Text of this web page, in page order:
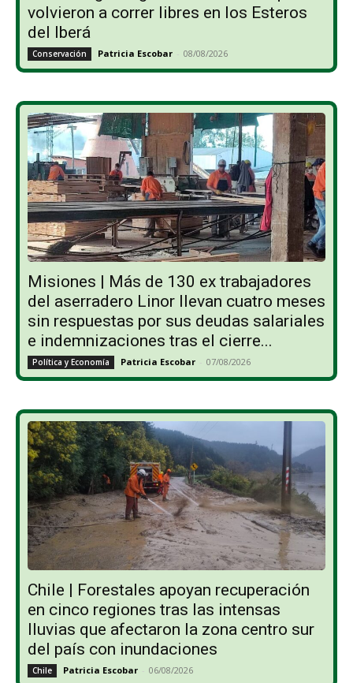
volvieron a correr libres en los Esteros
del Iberá
Conservación Patricia Escobar - 08/08/2026
Misiones | Más de 130 ex trabajadores
del aserradero Linor llevan cuatro meses
sin respuestas por sus deudas salariales
e indemnizaciones tras el cierre...
Política y Economía Patricia Escobar - 07/08/2026
Chile | Forestales apoyan recuperación
en cinco regiones tras las intensas
lluvias que afectaron la zona centro sur
del país con inundaciones
Chile Patricia Escobar - 06/08/2026